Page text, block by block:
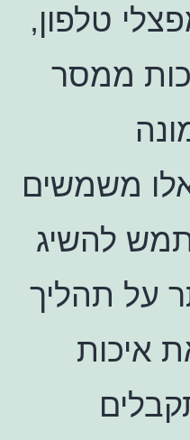
טלפון,
ממסר
משמשים
להשיג
על תהליך
איכות